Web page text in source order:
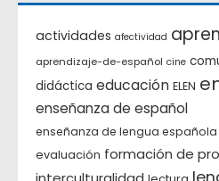
actividades afectividad
aprendizaje-de-español cine
didáctica educación ELEN
enseñanza de español
enseñanza de lengua española
evaluación formación de